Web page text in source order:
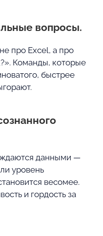
вопросы.
про Excel, а про
Команды, которые
быстрее
данными —
уровень
весомее.
и гордость за